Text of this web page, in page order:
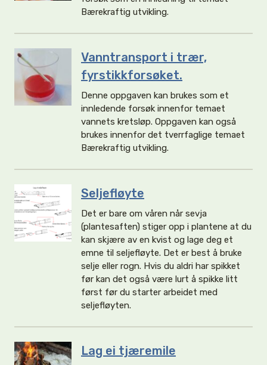
Bærekraftig utvikling.
Vanntransport i trær,
fyrstikkforsøket.
Denne oppgaven kan brukes som et
innledende forsøk innenfor temaet
vannets kretsløp. Oppgaven kan også
brukes innenfor det tverrfaglige temaet
Bærekraftig utvikling.
Seljefløyte
Det er bare om våren når sevja
(plantesaften) stiger opp i plantene at du
kan skjære av en kvist og lage deg et
emne til seljefløyte. Det er best å bruke
selje eller rogn. Hvis du aldri har spikket
før kan det også være lurt å spikke litt
først før du starter arbeidet med
seljefløyten.
Lag ei tjæremile